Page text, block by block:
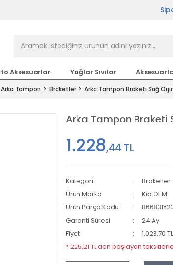
Aksesuarlar Yağlar Sıvılar
Arka Tampon Braketler Arka Tampon Braketi Sağ
Arka Tampon Braketi
1.228,44 TL
Kategori
Braketler
Ürün Marka
Kia OEM
Ürün Parça Kodu
Garanti Süresi
24 Ay
Fiyat
1.023,70
* 225,21 TL den başlayan